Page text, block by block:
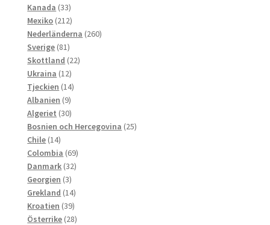
produkter
Kanada 3333
produkter
Mexiko 212212
produkter
Nederländerna 260260
Sverige 8181
produkter
Skottland 2222
Ukraina 1212
produkter
Tjeckien 1414
Albanien 99
produkter
Algeriet 3030
produkter
Bosnien och Hercegovina 2525
Chile 1414
produkter
Colombia 6969
produkter
Danmark 3232
Georgien 33
produkter
Grekland 1414
produkter
Kroatien 3939
produkter
Österrike 2828